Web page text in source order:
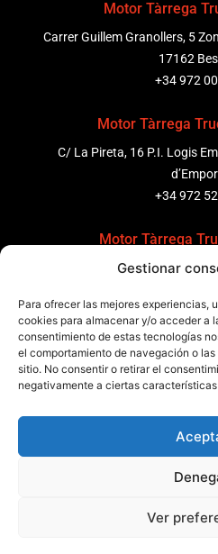
Gestionar
Para ofrecer las mejores experiencias,
cookies para almacenar y/o acceder a
consentimiento de estas tecnologías
el comportamiento de navegación o
sitio. No consentir o retirar el
negativamente a ciertas
Ver
Motor Tàrrega
Carrer Guillem Granollers, 5
17162
+34 972
Motor Tàrrega
C/ La Pireta, 16 P.I. Logis
+34 972
Motor Tàrrega
C/ Ponent 8, Pol. Ind. Sant
+34 931
Motor Tàrrega
Zona Franca, Carrer E, s/n
Política de cookiesAviso